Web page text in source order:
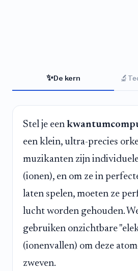
✨De kern 🔬
Stel je een
een klein, ultra-precies
muzikanten zijn
(ionen), en om ze in
laten spelen, moeten ze
lucht worden gehouden.
gebruiken onzichtbare
(ionenvallen) om deze
zweven.